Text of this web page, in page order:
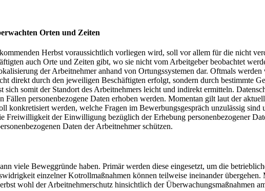
Orten und Zeiten
Herbst voraussichtlich vorliegen wird, soll vor allem für die nicht
auch Orte und Zeiten gibt, wo sie nicht vom Arbeitgeber beobachtet
der Arbeitnehmer anhand von Ortungssystemen dar. Oftmals
direkt durch den jeweiligen Beschäftigten erfolgt, sondern durch bestimmte
sich somit der Standort des Arbeitnehmers leicht und indirekt ermitteln.
Fällen personenbezogene Daten erhoben werden. Momentan gilt laut der
konkretisiert werden, welche Fragen im Bewerbungsgespräch unzulässig
Freiwilligkeit der Einwilligung bezüglich der Erhebung personenbezogener
Daten der Arbeitnehmer schützen.
viele Beweggründe haben. Primär werden diese eingesetzt, um die
einzelner Kotrollmaßnahmen können teilweise ineinander
wohl der Arbeitnehmerschutz hinsichtlich der Überwachungsmaßnahmen